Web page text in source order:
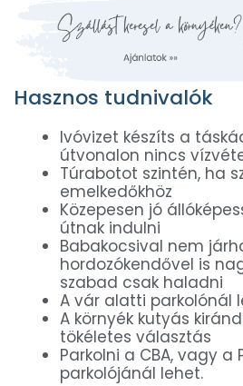
Hasznos tudnivalók
Ivóvizet készíts a
útvonalon nincs
Túrabotot szintén, ha
emelkedőkhöz
Közepesen jó
útnak indulni
Babakocsival nem
hordozókendővel is
szabad csak haladni
A vár alatti parkolónál
A környék kutyás
tökéletes választás
Parkolni a CBA, vagy
parkolójánál lehet.